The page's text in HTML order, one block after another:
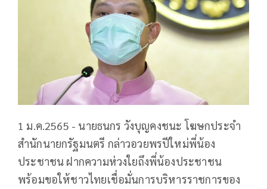
1 ม.ค.2565 - นายธนกร วังบุญคงชนะ โฆษกประจำ
สำนักนายกรัฐมนตรี กล่าวอวยพรปีใหม่พี่น้อง
ประชาชน ฝากความห่วงใยถึงพี่น้องประชาชน
พร้อมขอให้ชาวไทยเชื่อมั่นการบริหารราชการของ